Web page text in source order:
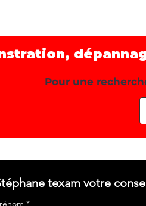
Pour une
*